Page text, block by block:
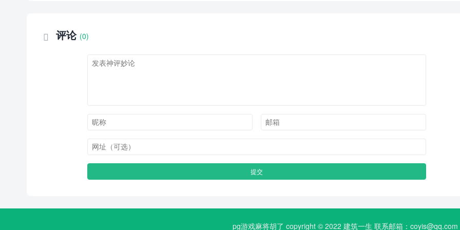
 评论 (0)
pg游戏麻将胡了 copyright © 2022 建筑一生 联系邮箱： coyis@qq.com